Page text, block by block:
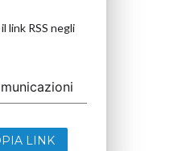
link RSS negli
LINK